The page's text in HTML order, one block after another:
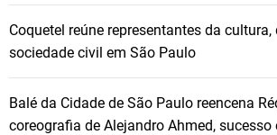
Coquetel reúne representantes da
sociedade civil em São Paulo
Balé da Cidade de São Paulo reencena
coreografia de Alejandro Ahmed, sucesso